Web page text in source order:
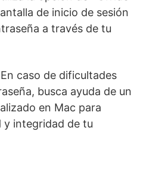
de inicio de sesión⁣
a través de tu
En caso de dificultades
busca ayuda de un
en Mac ⁣para
y integridad de tu